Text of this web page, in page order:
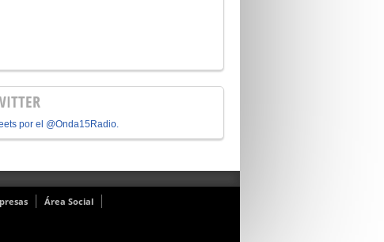
por el @Onda15Radio.
Área Social